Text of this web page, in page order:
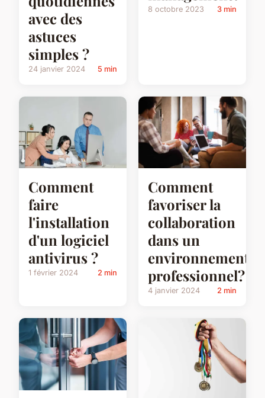
avec des
astuces
simples ?
24 janvier 2024 5 min
8 octobre 2023 3 min
Comment
faire
l'installation
d'un logiciel
antivirus ?
1 février 2024 2 min
Comment
favoriser la
collaboration
dans un
environnement
professionnel?
4 janvier 2024 2 min